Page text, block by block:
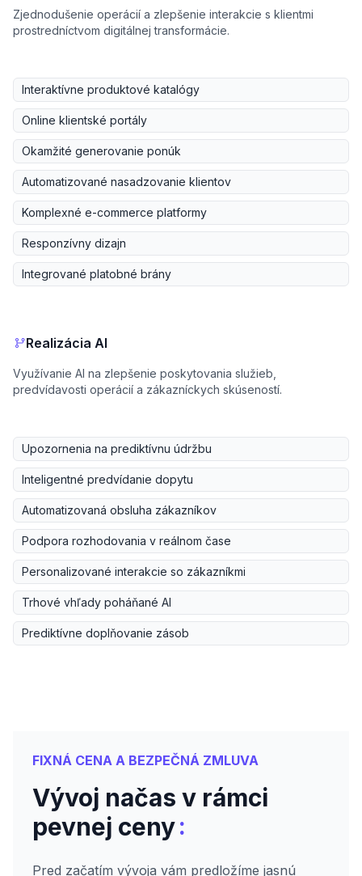
Zjednodušenie operácií a zlepšenie interakcie s klientmi
prostredníctvom digitálnej transformácie.
Interaktívne produktové katalógy
Online klientské portály
Okamžité generovanie ponúk
Automatizované nasadzovanie klientov
Komplexné e-commerce platformy
Responzívny dizajn
Integrované platobné brány
Realizácia AI
Využívanie AI na zlepšenie poskytovania služieb,
predvídavosti operácií a zákazníckych skúseností.
Upozornenia na prediktívnu údržbu
Inteligentné predvídanie dopytu
Automatizovaná obsluha zákazníkov
Podpora rozhodovania v reálnom čase
Personalizované interakcie so zákazníkmi
Trhové vhľady poháňané AI
Prediktívne doplňovanie zásob
FIXNÁ CENA A BEZPEČNÁ ZMLUVA
Vývoj načas v rámci
pevnej ceny:
Pred začatím vývoja vám predložíme jasnú